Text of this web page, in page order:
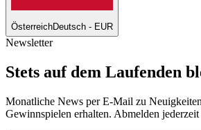
ÖsterreichDeutsch - EUR
Newsletter
Stets auf dem Laufenden
Monatliche News per E-Mail zu
Gewinnspielen erhalten. Abmelden